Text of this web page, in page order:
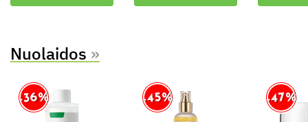
Nuolaidos »
-36% -45% -47%